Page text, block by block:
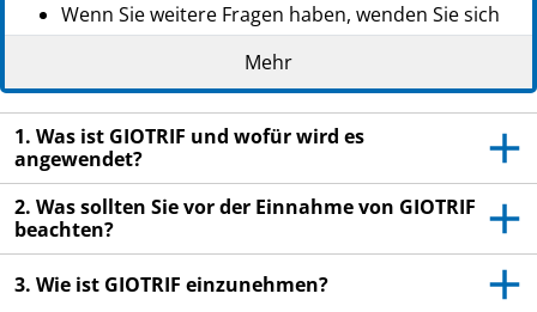
Wenn Sie weitere Fragen haben, wenden Sie sich
an Ihren Arzt oder Apotheker.
Dieses Arzneimittel wurde Ihnen persönlich
verschrieben. Geben Sie es nicht an Dritte weiter.
Es kann anderen Menschen schaden, auch wenn
diese die gleichen Beschwerden haben wie Sie.
Wenn Sie Nebenwirkungen bemerken, wenden Sie
sich an Ihren Arzt oder Apotheker. Dies gilt auch
Packungsbeilage angegeben sind. Siehe Abschnitt
Mehr
1. Was ist GIOTRIF und wofür wird es
angewendet?
2. Was sollten Sie vor der Einnahme von GIOTRIF
beachten?
3. Wie ist GIOTRIF einzunehmen?